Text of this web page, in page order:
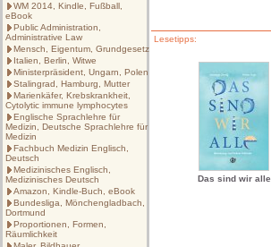
WM 2014, Kindle, Fußball,
eBook
Public Administration,
Administrative Law
Mensch, Eigentum, Grundgesetz
Italien, Berlin, Witwe
Ministerpräsident, Ungarn, Polen
Stalingrad, Hamburg, Mutter
Marienkäfer, Krebskrankheit,
Cytolytic immune lymphocytes
Englische Sprachlehre für
Medizin, Deutsche Sprachlehre für
Medizin
Fachbuch Medizin Englisch,
Deutsch
Medizinisches Englisch,
Medizinisches Deutsch
Amazon, Kindle-Buch, eBook
Bundesliga, Mönchengladbach,
Dortmund
Proportionen, Formen,
Räumlichkeit
Lesetipps:
Das sind wir alle